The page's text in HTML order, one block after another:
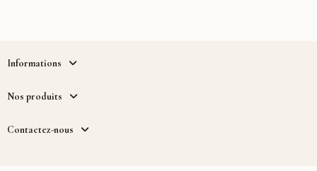
Informations
Nos produits
Contactez-nous